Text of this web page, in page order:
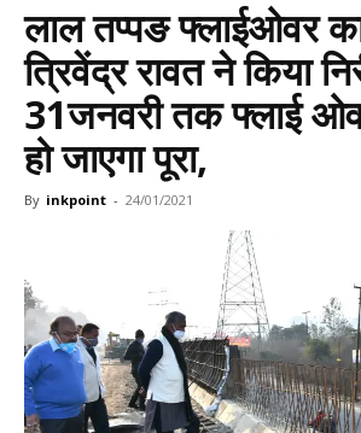
लाल तप्पङ फ्लाईओवर
त्रिवेंद्र रावत ने किया
31जनवरी तक फ्लाई
हो जाएगा पूरा,
By inkpoint - 24/01/2021